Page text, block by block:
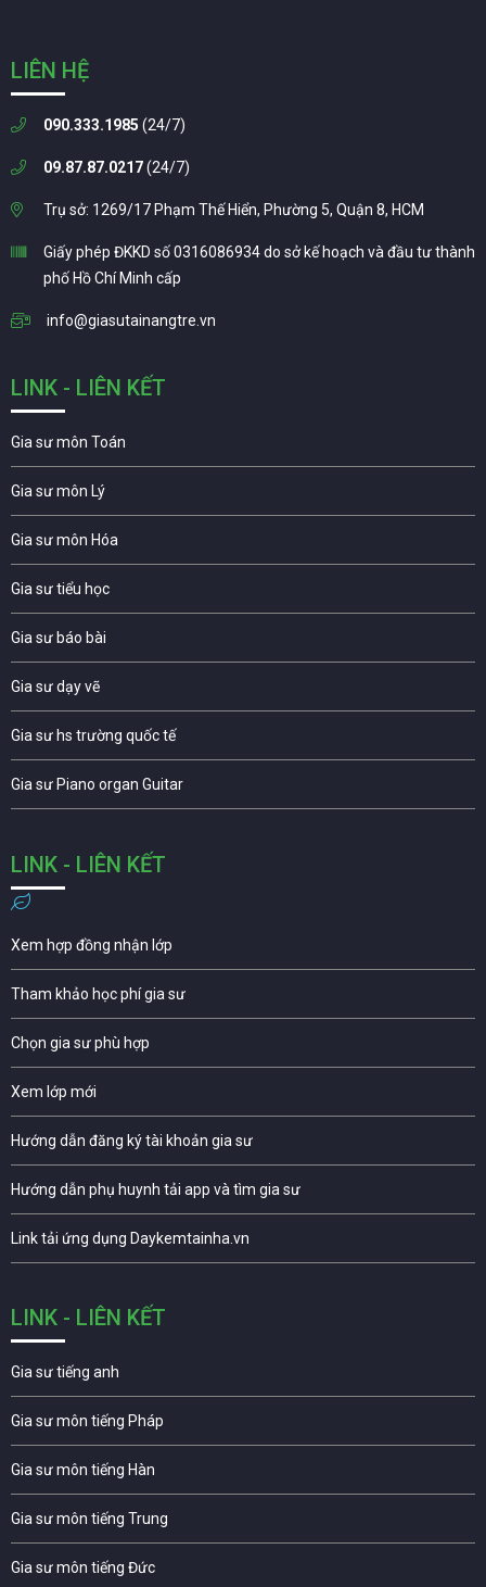
LIÊN HỆ
090.333.1985 (24/7)
09.87.87.0217(24/7)
Trụ sở: 1269/17 Phạm Thế Hiển, Phường 5, Quận 8, HCM
Giấy phép ĐKKD số 0316086934 do sở kế hoạch và đầu tư thành
phố Hồ Chí Minh cấp
info@giasutainangtre.vn
LINK - LIÊN KẾT
Gia sư môn Toán
Gia sư môn Lý
Gia sư môn Hóa
Gia sư tiểu học
Gia sư báo bài
Gia sư dạy vẽ
Gia sư hs trường quốc tế
Gia sư Piano organ Guitar
LINK - LIÊN KẾT
Xem hợp đồng nhận lớp
Tham khảo học phí gia sư
Chọn gia sư phù hợp
Xem lớp mới
Hướng dẫn đăng ký tài khoản gia sư
Hướng dẫn phụ huynh tải app và tìm gia sư
Link tải ứng dụng Daykemtainha.vn
LINK - LIÊN KẾT
Gia sư tiếng anh
Gia sư môn tiếng Pháp
Gia sư môn tiếng Hàn
Gia sư môn tiếng Trung
Gia sư môn tiếng Đức